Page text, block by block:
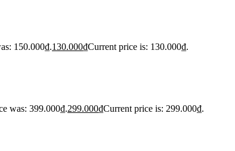
150.000₫.130.000₫Current price is: 130.000₫.
was: 399.000₫.299.000₫Current price is: 299.000₫.